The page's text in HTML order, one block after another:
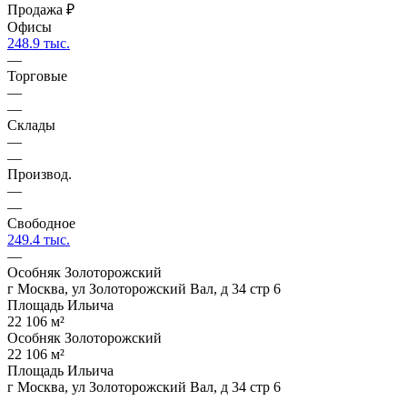
Продажа ₽
Офисы
248.9 тыс.
—
Торговые
—
—
Склады
—
—
Производ.
—
—
Свободное
249.4 тыс.
—
Особняк Золоторожский
г Москва, ул Золоторожский Вал, д 34 стр 6
Площадь Ильича
22 106 м²
Особняк Золоторожский
22 106 м²
Площадь Ильича
г Москва, ул Золоторожский Вал, д 34 стр 6